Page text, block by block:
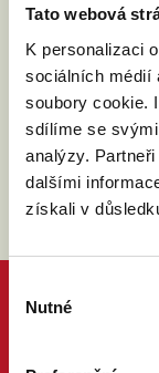
Tato webová
K personalizaci
sociálních médií
soubory cookie.
sdílíme se
analýzy.
dalšími
získali v
souhlasu
Nutné
Souhlasím
zákona č.